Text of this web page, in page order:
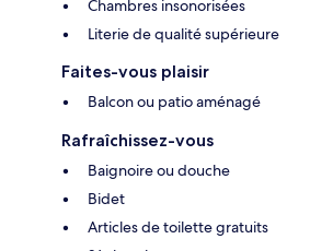
Chambres insonorisées
Literie de qualité supérieure
Faites-vous plaisir
Balcon ou patio aménagé
Rafraîchissez-vous
Baignoire ou douche
Bidet
Articles de toilette gratuits